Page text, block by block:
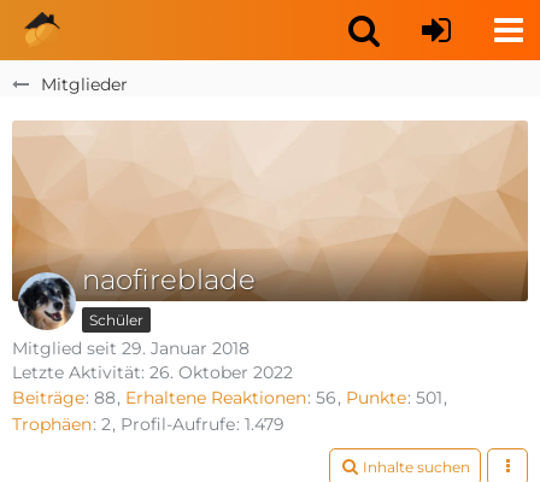
Mitglieder
naofireblade
Schüler
Mitglied seit 29. Januar 2018
Letzte Aktivität: 26. Oktober 2022
Beiträge 88 Erhaltene Reaktionen 56 Punkte 501
Trophäen 2 Profil-Aufrufe 1.479
Inhalte suchen